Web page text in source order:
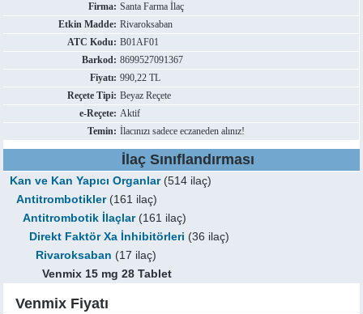
Firma: Santa Farma İlaç
Etkin Madde: Rivaroksaban
ATC Kodu: B01AF01
Barkod: 8699527091367
Fiyatı: 990,22 TL
Reçete Tipi: Beyaz Reçete
e-Reçete: Aktif
Temin: İlacınızı sadece eczaneden alınız!
İlaç Sınıflandırması
Kan ve Kan Yapıcı Organlar(514 ilaç)
Antitrombotikler(161 ilaç)
Antitrombotik İlaçlar(161 ilaç)
Direkt Faktör Xa İnhibitörleri (36 ilaç)
Rivaroksaban (17 ilaç)
Venmix 15 mg 28 Tablet
Venmix Fiyatı